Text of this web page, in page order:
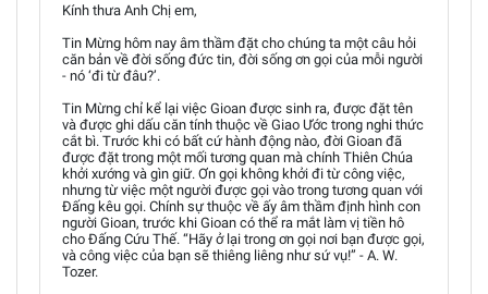
Kính thưa Anh Chị em,
Tin Mừng hôm nay âm thầm đặt cho chúng ta một câu hỏi
căn bản về đời sống đức tin, đời sống ơn gọi của mỗi người
- nó ‘đi từ đâu?’.
Tin Mừng chỉ kể lại việc Gioan được sinh ra, được đặt tên
và được ghi dấu căn tính thuộc về Giao Ước trong nghi thức
cắt bì. Trước khi có bất cứ hành động nào, đời Gioan đã
được đặt trong một mối tương quan mà chính Thiên Chúa
khởi xướng và gìn giữ. Ơn gọi không khởi đi từ công việc,
nhưng từ việc một người được gọi vào trong tương quan với
Đấng kêu gọi. Chính sự thuộc về ấy âm thầm định hình con
người Gioan, trước khi Gioan có thể ra mắt làm vị tiền hô
cho Đấng Cứu Thế. “Hãy ở lại trong ơn gọi nơi bạn được gọi,
và công việc của bạn sẽ thiêng liêng như sứ vụ!” - A. W.
Tozer.